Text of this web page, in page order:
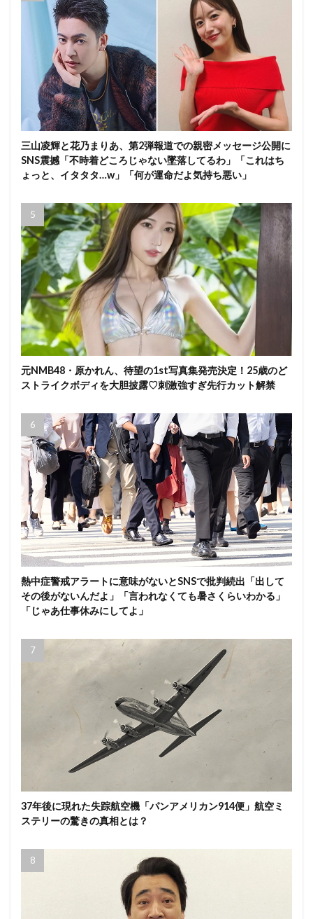
三山凌輝と花乃まりあ、第2弾報道での親密メッセージ公開に
SNS震撼「不時着どころじゃない墜落してるわ」「これはち
ょっと、イタタタ…w」「何が運命だよ気持ち悪い」
元NMB48・原かれん、待望の1st写真集発売決定！25歳のど
ストライクボディを大胆披露♡刺激強すぎ先行カット解禁
熱中症警戒アラートに意味がないとSNSで批判続出「出して
その後がないんだよ」「言われなくても暑さくらいわかる」
「じゃあ仕事休みにしてよ」
37年後に現れた失踪航空機「パンアメリカン914便」航空ミ
ステリーの驚きの真相とは？